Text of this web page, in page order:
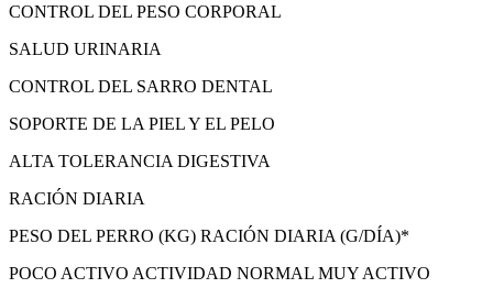
CONTROL DEL PESO CORPORAL
SALUD URINARIA
CONTROL DEL SARRO DENTAL
SOPORTE DE LA PIEL Y EL PELO
ALTA TOLERANCIA DIGESTIVA
RACIÓN DIARIA
PESO DEL PERRO (KG) RACIÓN DIARIA (G/DÍA)*
POCO ACTIVO ACTIVIDAD NORMAL MUY ACTIVO